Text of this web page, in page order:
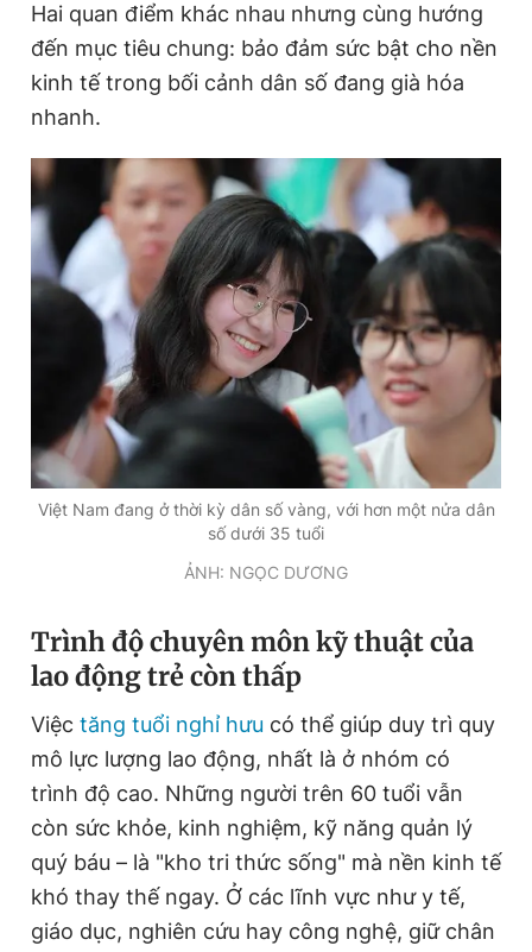
Đọc Thanh Niên trên điện thoại
Theo dõi báo trên
Hotline
0906 645 777
Liên hệ quảng cáo
0908 780 404
Quảng cáo RSS Tòa soạn Chính sách bảo
Tổng biên tập: Nguyễn Ngọc Toàn
Phó tổng biên tập thường trực: Hải Thành
Phó tổng biên tập: Lâm Hiếu Dũng
Phó tổng biên tập: Trần Việt Hưng
Tổng thư ký tòa soạn: Đức Trung
Giấy phép xuất bản số 110/GP - BTTTT cấp ngày 24.3.2020
© 2003-2026 Bản quyền thuộc về Báo Thanh Niên. Cấm sao
bản. Phát triển bởi ePi Technologies, JSC.
Hai quan điểm khác nhau nhưng cùng hướng
đến mục tiêu chung: bảo đảm sức bật cho nền
kinh tế trong bối cảnh dân số đang già hóa
nhanh.
Việt Nam đang ở thời kỳ dân số vàng, với hơn một nửa dân
số dưới 35 tuổi
ẢNH: NGỌC DƯƠNG
Trình độ chuyên môn kỹ thuật của
lao động trẻ còn thấp
Việc tăng tuổi nghỉ hưu có thể giúp duy trì quy
mô lực lượng lao động, nhất là ở nhóm có
trình độ cao. Những người trên 60 tuổi vẫn
còn sức khỏe, kinh nghiệm, kỹ năng quản lý
quý báu – là "kho tri thức sống" mà nền kinh tế
khó thay thế ngay. Ở các lĩnh vực như y tế,
giáo dục, nghiên cứu hay công nghệ, giữ chân